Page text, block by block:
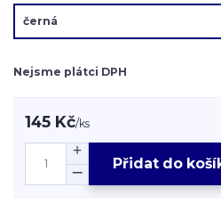
Nejsme plátci DPH
145 Kč/ks
Přidat do